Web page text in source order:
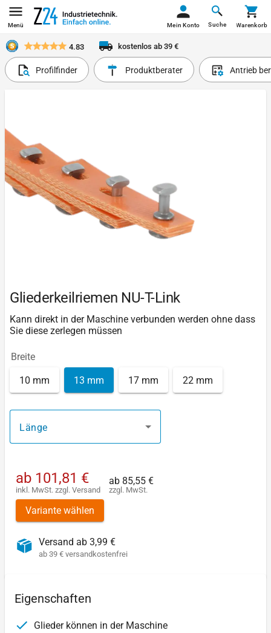
Menü Suche
Mein Konto Warenkorb
4.83 kostenlos ab 39 €
Profilfinder Produktberater Antrieb
Gliederkeilriemen NU-T-Link
Kann direkt in der Maschine verbunden werden ohne dass
Sie diese zerlegen müssen
Breite
10 mm 13 mm 17 mm 22 mm
Länge
ab 101,81 €
inkl. MwSt. zzgl. Versand
ab 85,55 €
zzgl. MwSt.
Variante wählen
Versand ab 3,99 €
ab 39 € versandkostenfrei
Eigenschaften
Glieder können in der Maschine